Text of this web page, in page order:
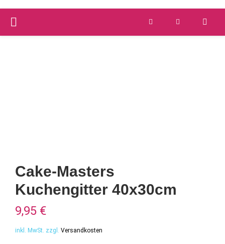
PRIMARY
Cake-Masters
Kuchengitter 40x30cm
9,95 €
inkl. MwSt. zzgl. Versandkosten